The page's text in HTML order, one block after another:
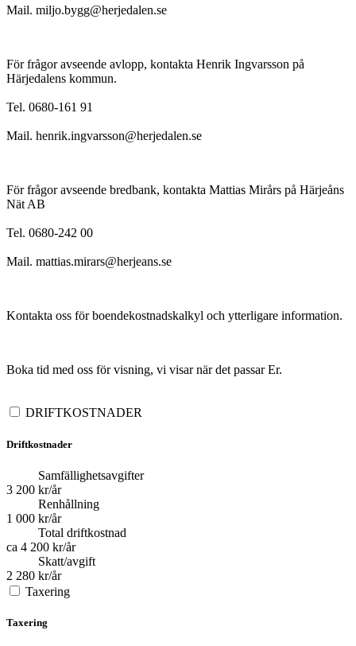
Mail. miljo.bygg@herjedalen.se
För frågor avseende avlopp, kontakta Henrik Ingvarsson på
Härjedalens kommun.
Tel. 0680-161 91
Mail. henrik.ingvarsson@herjedalen.se
För frågor avseende bredbank, kontakta Mattias Mirårs på Härjeåns
Nät AB
Tel. 0680-242 00
Mail. mattias.mirars@herjeans.se
Kontakta oss för boendekostnadskalkyl och ytterligare information.
Boka tid med oss för visning, vi visar när det passar Er.
DRIFTKOSTNADER
Driftkostnader
Samfällighetsavgifter
3 200 kr/år
Renhållning
1 000 kr/år
Total driftkostnad
ca 4 200 kr/år
Skatt/avgift
2 280 kr/år
Taxering
Taxering